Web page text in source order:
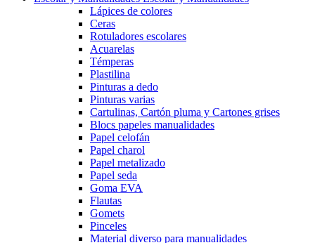
Lápices de colores
Ceras
Rotuladores escolares
Acuarelas
Témperas
Plastilina
Pinturas a dedo
Pinturas varias
Cartulinas, Cartón pluma y Cartones grises
Blocs papeles manualidades
Papel celofán
Papel charol
Papel metalizado
Papel seda
Goma EVA
Flautas
Gomets
Pinceles
Material diverso para manualidades